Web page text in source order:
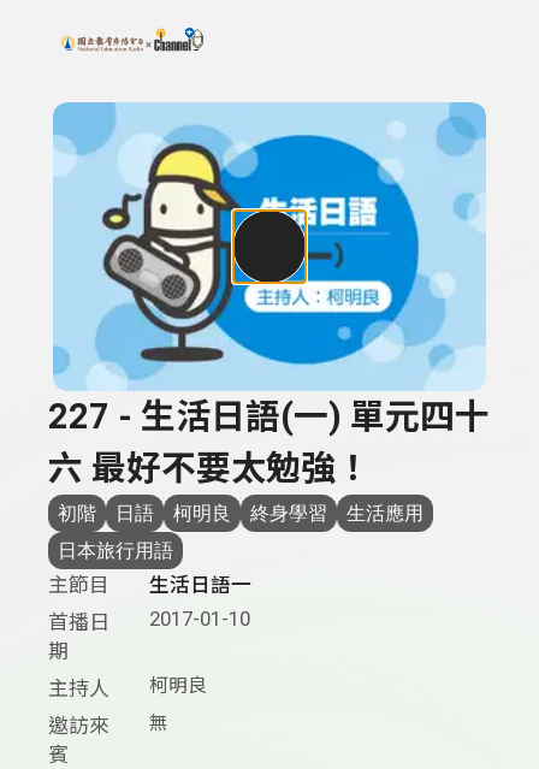
上方功能區塊
搜尋關鍵字：可輸入節目名稱、主持人或關鍵字
227 - 生活日語(一) 單元四十
六 最好不要太勉強！
初階 日語 柯明良 終身學習
生活應用
日本旅行用語
主節目
生活日語一
首播日
期
2017-01-10
主持人 柯明良
邀訪來
賓
無